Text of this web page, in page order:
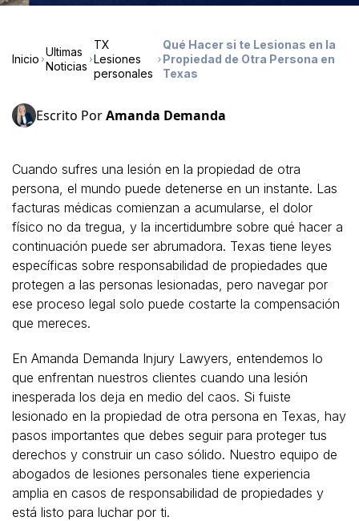
Inicio
Ultimas
Noticias
TX
Lesiones
personales
Qué Hacer si te Lesionas en la
Propiedad de Otra Persona en
Texas
Escrito PorAmanda Demanda
Cuando sufres una lesión en la propiedad de otra
persona, el mundo puede detenerse en un instante. Las
facturas médicas comienzan a acumularse, el dolor
físico no da tregua, y la incertidumbre sobre qué hacer a
continuación puede ser abrumadora. Texas tiene leyes
específicas sobre responsabilidad de propiedades que
protegen a las personas lesionadas, pero navegar por
ese proceso legal solo puede costarte la compensación
que mereces.
En Amanda Demanda Injury Lawyers, entendemos lo
que enfrentan nuestros clientes cuando una lesión
inesperada los deja en medio del caos. Si fuiste
lesionado en la propiedad de otra persona en Texas, hay
pasos importantes que debes seguir para proteger tus
derechos y construir un caso sólido. Nuestro equipo de
abogados de lesiones personales tiene experiencia
amplia en casos de responsabilidad de propiedades y
está listo para luchar por ti.